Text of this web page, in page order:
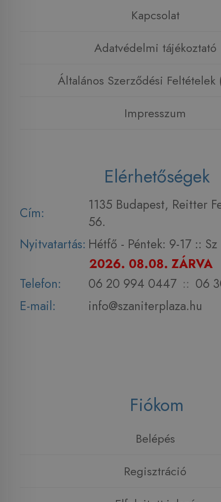
Kapcsolat
Adatvédelmi tájékoztató
Általános Szerződési Feltételek
Impresszum
Elérhetőségek
Cím:
1135 Budapest, Reitter
56.
Nyitvatartás: Hétfő - Péntek: 9-17 :: Sz
2026. 08.08. ZÁRVA
Telefon:
06 20 994 0447 :: 06
E-mail:
info@szaniterplaza.hu
Fiókom
Belépés
Regisztráció